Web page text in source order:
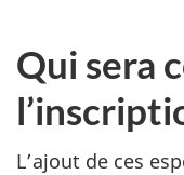
Qui sera
L’ajout de ces